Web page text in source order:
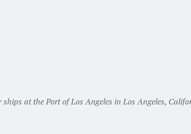
at the Port of Los Angeles in Los Angeles,